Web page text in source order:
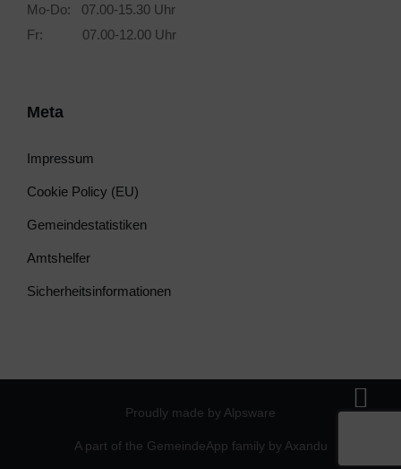
Mo-Do: 07.00-15.30 Uhr
Fr: 07.00-12.00 Uhr
Meta
Impressum
Cookie Policy (EU)
Gemeindestatistiken
Amtshelfer
Sicherheitsinformationen
Proudly made by Alpsware
A part of the GemeindeApp family by Axandu